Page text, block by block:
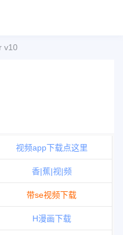
v10
视频app下载点这里
香|蕉|视|频
带se视频下载
H漫画下载